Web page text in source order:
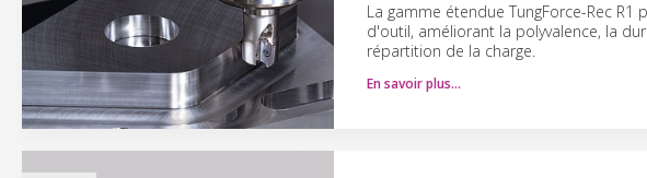
La gamme étendue TungForce-Rec
d'outil, améliorant la polyvalence, la
répartition de la charge.
En savoir plus…